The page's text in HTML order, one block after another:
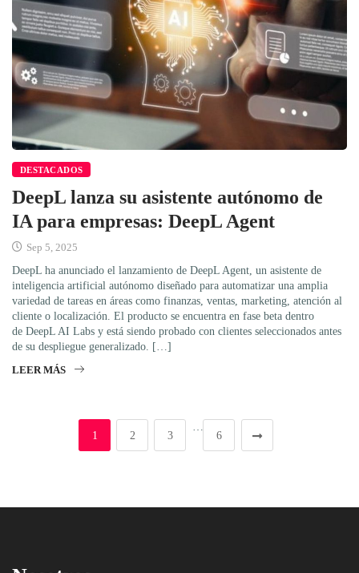
DESTACADOS
DeepL lanza su asistente autónomo de
IA para empresas: DeepL Agent
Sep 5, 2025
DeepL ha anunciado el lanzamiento de DeepL Agent, un asistente de
inteligencia artificial autónomo diseñado para automatizar una amplia
variedad de tareas en áreas como finanzas, ventas, marketing, atención al
cliente o localización. El producto se encuentra en fase beta dentro
de DeepL AI Labs y está siendo probado con clientes seleccionados antes
de su despliegue generalizado. […]
LEER MÁS
1 2 3
…
6